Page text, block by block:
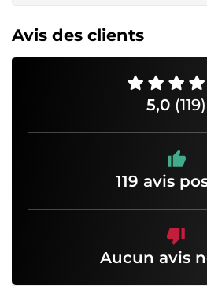
Avis des clients
5,0 (119)
119 avis
Aucun avis